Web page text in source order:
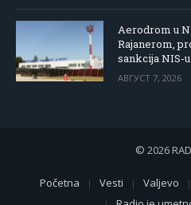
Aerodrom u
Rajanerom,
sankcija NIS-u
АВГУСТ 7, 2026
© 2026
Početna Vesti Valjevo